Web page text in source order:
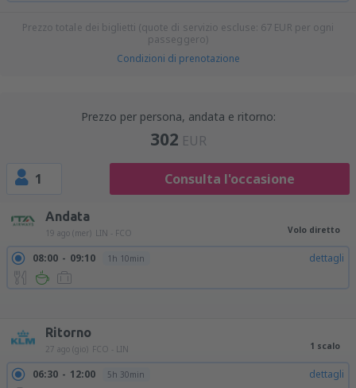
Prezzo totale dei biglietti (quote di servizio escluse: 67 EUR per ogni
passeggero)
Condizioni di prenotazione
Prezzo per persona, andata e ritorno:
302 EUR
1 Consulta l'occasione
Andata
19 ago (mer) LIN - FCO Volo diretto
08:00 09:10 1h 10min dettagli
Ritorno
27 ago (gio) FCO - LIN 1 scalo
06:30 12:00 5h 30min dettagli